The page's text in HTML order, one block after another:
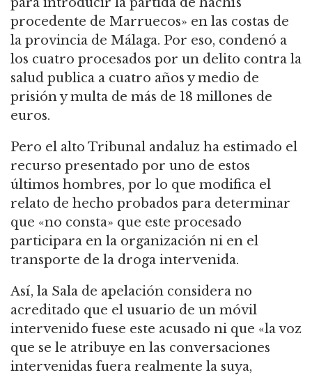
procedente de Marruecos» en las costas de
la provincia de Málaga. Por eso, condenó a
los cuatro procesados por un delito contra la
salud publica a cuatro años y medio de
prisión y multa de más de 18 millones de
euros.
Pero el alto Tribunal andaluz ha estimado el
recurso presentado por uno de estos
últimos hombres, por lo que modifica el
relato de hecho probados para determinar
que «no consta» que este procesado
participara en la organización ni en el
transporte de la droga intervenida.
Así, la Sala de apelación considera no
acreditado que el usuario de un móvil
intervenido fuese este acusado ni que «la voz
que se le atribuye en las conversaciones
intervenidas fuera realmente la suya,